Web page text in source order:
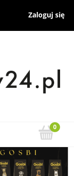
Zaloguj się